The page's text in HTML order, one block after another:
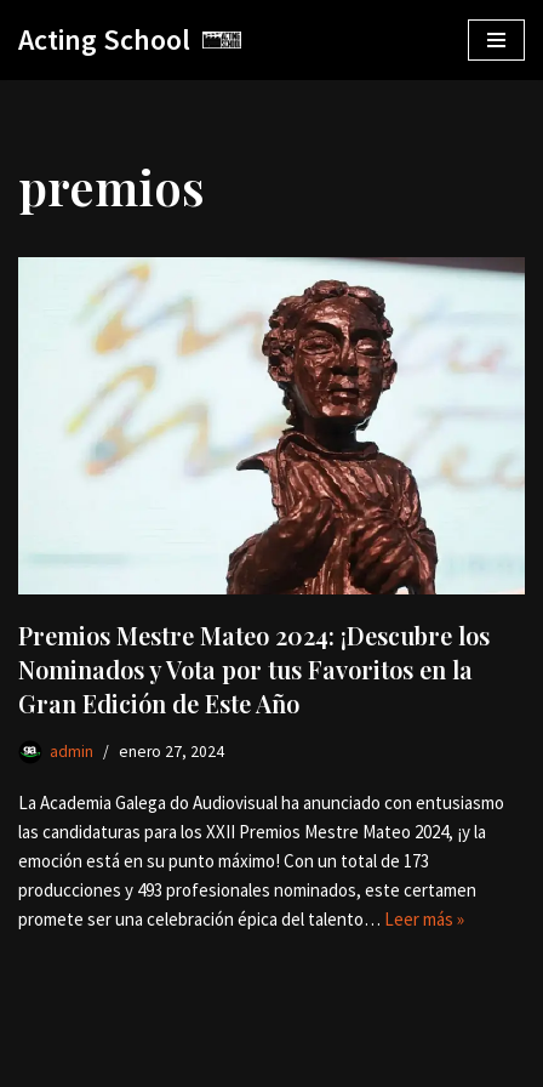
Acting School
premios
Premios Mestre Mateo 2024: ¡Descubre los
Nominados y Vota por tus Favoritos en la
Gran Edición de Este Año
admin enero 27, 2024
La Academia Galega do Audiovisual ha anunciado con entusiasmo
las candidaturas para los XXII Premios Mestre Mateo 2024, ¡y la
emoción está en su punto máximo! Con un total de 173
producciones y 493 profesionales nominados, este certamen
promete ser una celebración épica del talento… Leer más »